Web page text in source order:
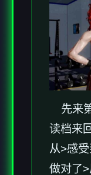
先来
读档来
从>感
做对了